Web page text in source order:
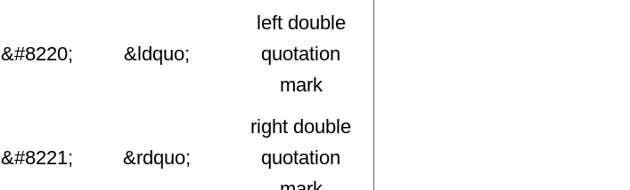
&#8220; &ldquo;
left double
quotation
mark
&#8221; &rdquo;
right double
quotation